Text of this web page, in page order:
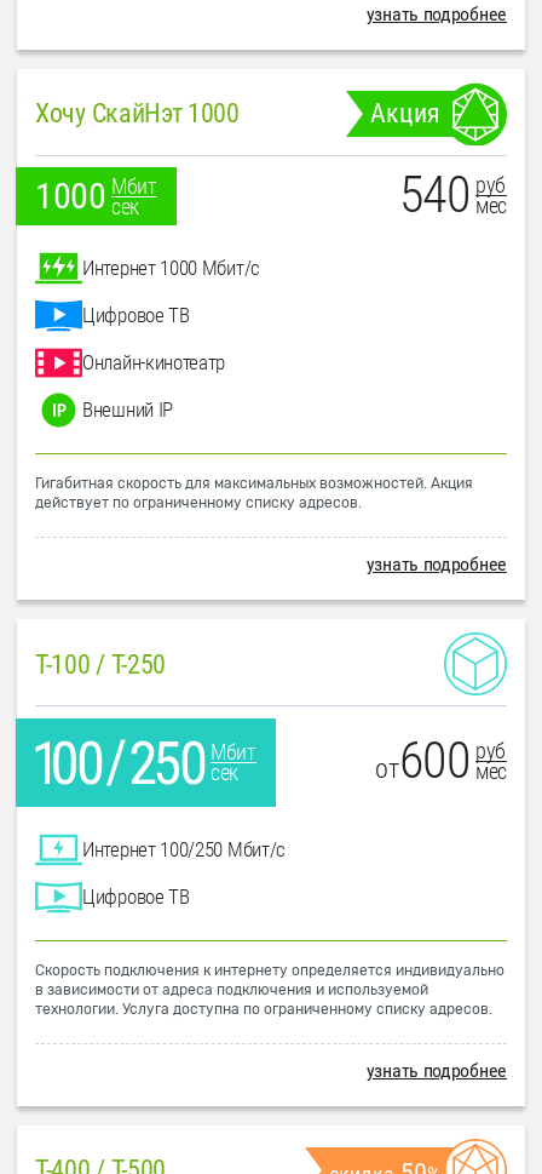
узнать подробнее
Хочу СкайНэт 1000 Акция
1000 Мбит
сек
540 руб
мес
Интернет 1000 Мбит/с
Цифровое ТВ
Онлайн-кинотеатр
Внешний IP
Гигабитная скорость для максимальных возможностей. Акция
действует по ограниченному списку адресов.
узнать подробнее
T-100 / T-250
Мбит
сек
от600 руб
мес
Интернет 100/250 Мбит/с
Цифровое ТВ
Скорость подключения к интернету определяется индивидуально
в зависимости от адреса подключения и используемой
технологии. Услуга доступна по ограниченному списку адресов.
узнать подробнее